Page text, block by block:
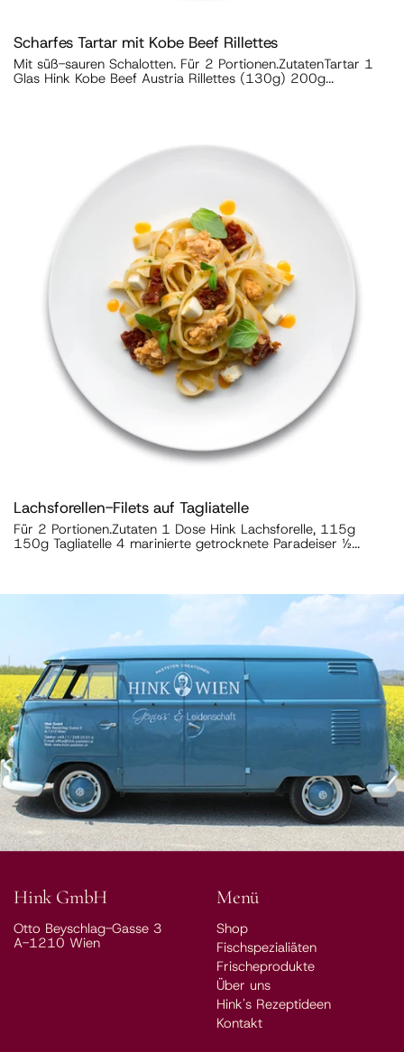
Scharfes Tartar mit Kobe Beef Rillettes
Mit süß-sauren Schalotten. Für 2 Portionen.ZutatenTartar 1
Glas Hink Kobe Beef Austria Rillettes (130g) 200g...
Lachsforellen-Filets auf Tagliatelle
Für 2 Portionen.Zutaten 1 Dose Hink Lachsforelle, 115g
150g Tagliatelle 4 marinierte getrocknete Paradeiser ½...
Hink GmbH
Otto Beyschlag-Gasse 3
A-1210 Wien
Menü
Shop
Fischspezialiäten
Frischeprodukte
Über uns
Hink's Rezeptideen
Kontakt